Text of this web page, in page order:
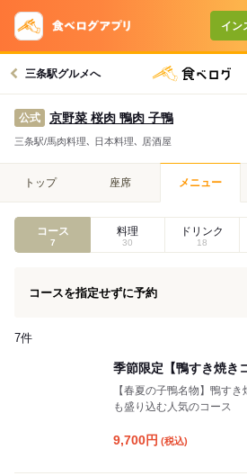
イン
三条駅グルメへ
公式 京野菜 桜肉 鴨肉 子鴨
三条駅/馬肉料理､ 日本料理､ 居酒屋
トップ 座席 メニュー
コース
7
料理
30
ドリンク
18
コースを指定せずに予約
7件
季節限定【鴨すき焼き
【春夏の子鴨名物】鴨すき焼きを
も盛り込む人気のコース
9,700円 (税込)
コースで使えるク
戻る
クーポンを利用せず予